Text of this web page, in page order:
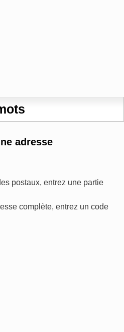
adresse
postaux, entrez une partie
complète, entrez un code